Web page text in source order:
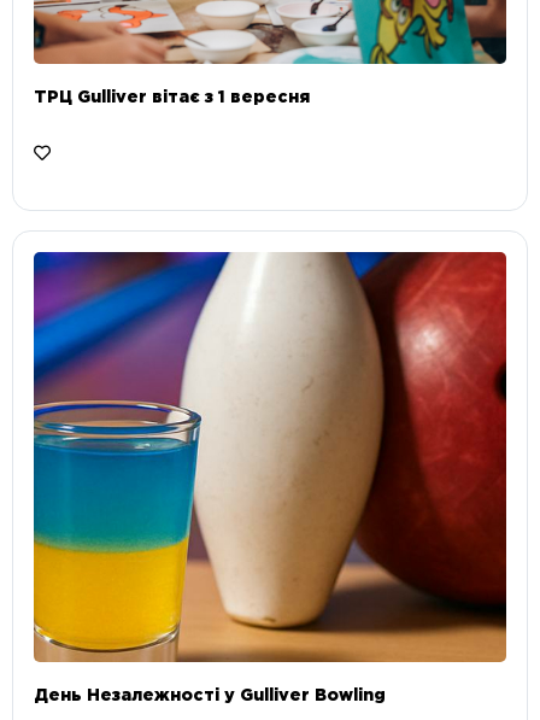
ТРЦ Gulliver вітає з 1 вересня
День Незалежності у Gulliver Bowling